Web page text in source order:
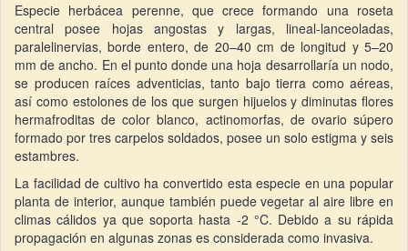
Especie herbácea perenne, que crece formando una roseta
central posee hojas angostas y largas, lineal-lanceoladas,
paralelinervias, borde entero, de 20–40 cm de longitud y 5–20
mm de ancho. En el punto donde una hoja desarrollaría un nodo,
se producen raíces adventicias, tanto bajo tierra como aéreas,
así como estolones de los que surgen hijuelos y diminutas flores
hermafroditas de color blanco, actinomorfas, de ovario súpero
formado por tres carpelos soldados, posee un solo estigma y seis
estambres.
La facilidad de cultivo ha convertido esta especie en una popular
planta de interior, aunque también puede vegetar al aire libre en
climas cálidos ya que soporta hasta -2 °C. Debido a su rápida
propagación en algunas zonas es considerada como invasiva.